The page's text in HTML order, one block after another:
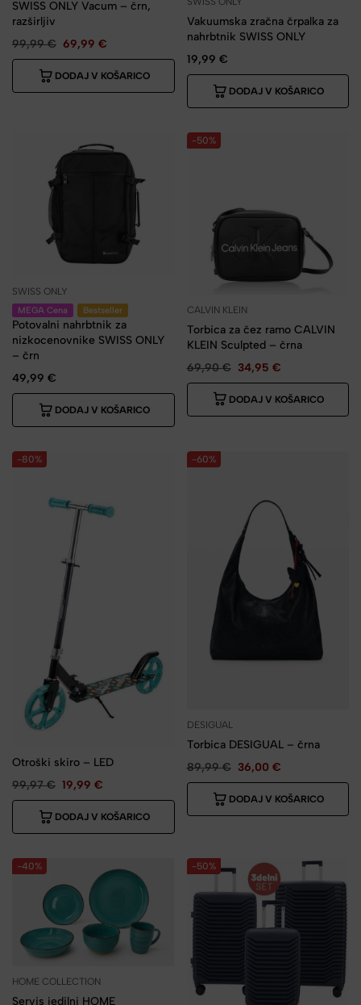
SWISS ONLY Vacum – črn,
razširljiv
99,99€ 69,99 €
DODAJ V KOŠARICO
Vakuumska zračna črpalka za
nahrbtnik SWISS ONLY
19,99 €
DODAJ V KOŠARICO
SWISS ONLY
MEGA Cena Bestseller
Potovalni nahrbtnik za
nizkocenovnike SWISS ONLY
– črn
49,99 €
DODAJ V KOŠARICO
-50%
CALVIN KLEIN
Torbica za čez ramo CALVIN
KLEIN Sculpted – črna
69,90€ 34,95 €
DODAJ V KOŠARICO
-80%
Otroški skiro – LED
99,97€ 19,99 €
DODAJ V KOŠARICO
-60%
DESIGUAL
Torbica DESIGUAL – črna
89,99€ 36,00 €
DODAJ V KOŠARICO
-40%
HOME COLLECTION
Servis jedilni HOME
-50%